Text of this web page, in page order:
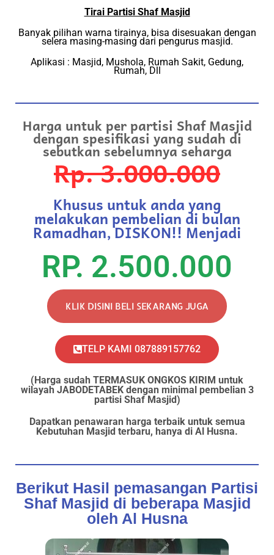
Tirai Partisi Shaf Masjid
Banyak pilihan warna tirainya, bisa disesuakan dengan
selera masing-masing dari pengurus masjid.
Aplikasi : Masjid, Mushola, Rumah Sakit, Gedung,
Rumah, Dll
Harga untuk per partisi Shaf Masjid
dengan spesifikasi yang sudah di
sebutkan sebelumnya seharga
Rp. 3.000.000
Khusus untuk anda yang
melakukan pembelian di bulan
Ramadhan, DISKON!! Menjadi
RP. 2.500.000
KLIK DISINI BELI SEKARANG JUGA
TELP KAMI 087889157762
(Harga sudah TERMASUK ONGKOS KIRIM untuk
wilayah JABODETABEK dengan minimal pembelian 3
partisi Shaf Masjid)
Dapatkan penawaran harga terbaik untuk semua
Kebutuhan Masjid terbaru, hanya di Al Husna.
Berikut Hasil pemasangan Partisi
Shaf Masjid di beberapa Masjid
oleh Al Husna